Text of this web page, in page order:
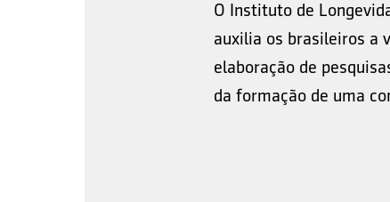
O Instituto de
auxilia os brasileiros a
elaboração de
da formação de uma